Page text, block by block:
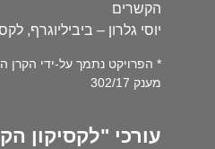
הקשרים
יוסי גלרון – ביביליוגרף,
* הפרויקט נתמך על-ידי
מענק 302/17
עורכי "לקסיקון